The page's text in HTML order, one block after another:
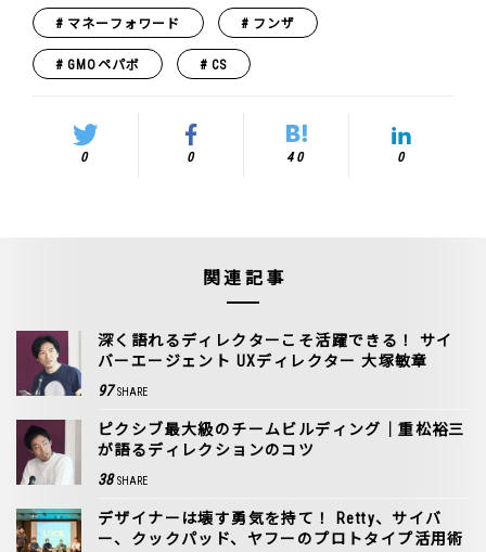
マネーフォワード フンザ
GMOペパボ CS
0 0 40 0
関連記事
深く語れるディレクターこそ活躍できる！ サイ
バーエージェント UXディレクター 大塚敏章
97 SHARE
ピクシブ最大級のチームビルディング｜重松裕三
が語るディレクションのコツ
38 SHARE
デザイナーは壊す勇気を持て！ Retty、サイバ
ー、クックパッド、ヤフーのプロトタイプ活用術